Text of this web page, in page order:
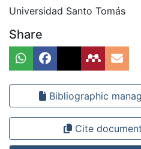
Universidad Santo Tomás
Share
Bibliographic
Cite document